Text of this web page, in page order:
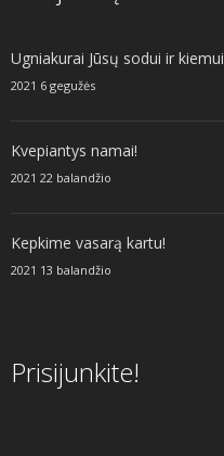
Ugniakurai Jūsų sodui ir kiemui
2021 6 gegužės
Kvepiantys namai!
2021 22 balandžio
Kepkime vasarą kartu!
2021 13 balandžio
Prisijunkite!